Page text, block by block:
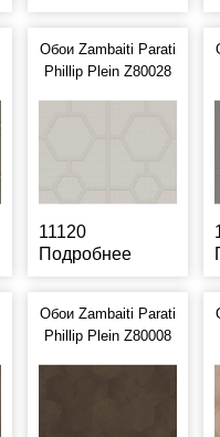
Обои Zambaiti Parati
Phillip Plein Z80028
11120
Подробнее
Обои Zambaiti Parati
Phillip Plein Z80008